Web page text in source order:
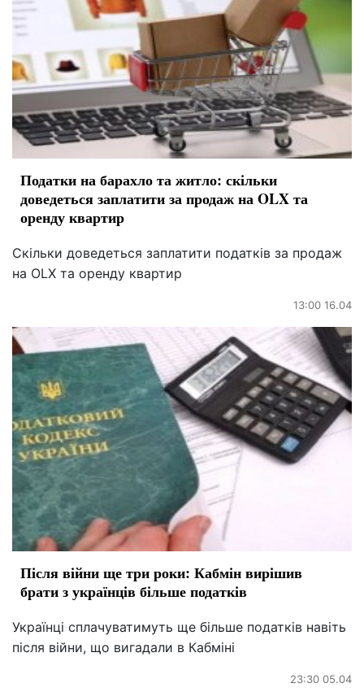
Податки на барахло та житло: скільки
доведеться заплатити за продаж на OLX та
оренду квартир
Скільки доведеться заплатити податків за продаж
на OLX та оренду квартир
13:00 16.04
Після війни ще три роки: Кабмін вирішив
брати з українців більше податків
Українці сплачуватимуть ще більше податків навіть
після війни, що вигадали в Кабміні
23:30 05.04